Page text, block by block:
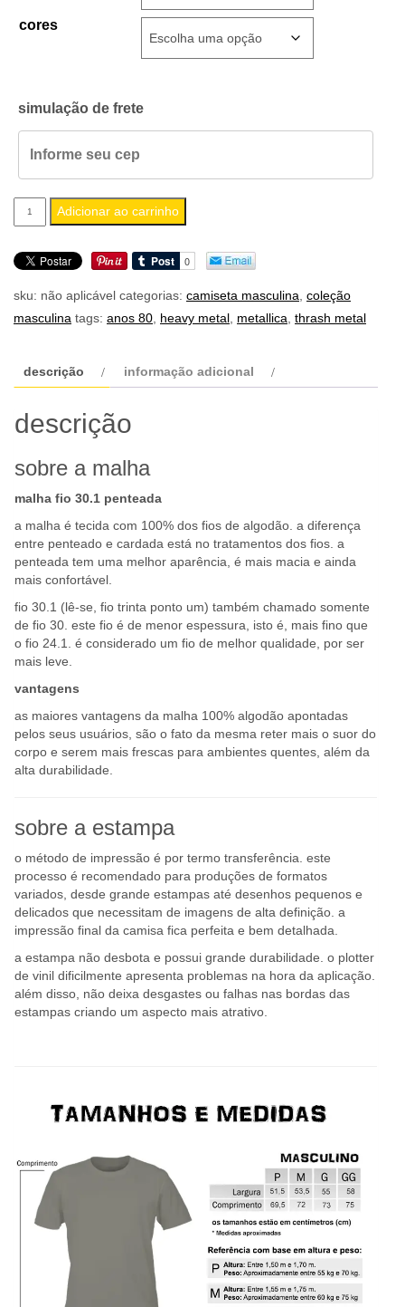
cores
simulação de frete
camiseta
masculina
metallica
Adicionar ao carrinho
sku: não aplicável categorias: camiseta masculina coleção
masculina tags: anos 80 heavy metal metallica thrash metal
descrição informação adicional
descrição
sobre a malha
malha fio 30.1 penteada
a malha é tecida com 100% dos fios de algodão. a diferença
entre penteado e cardada está no tratamentos dos fios. a
penteada tem uma melhor aparência, é mais macia e ainda
mais confortável.
fio 30.1 (lê-se, fio trinta ponto um) também chamado somente
de fio 30. este fio é de menor espessura, isto é, mais fino que
o fio 24.1. é considerado um fio de melhor qualidade, por ser
mais leve.
vantagens
as maiores vantagens da malha 100% algodão apontadas
pelos seus usuários, são o fato da mesma reter mais o suor do
corpo e serem mais frescas para ambientes quentes, além da
alta durabilidade.
sobre a estampa
o método de impressão é por termo transferência. este
processo é recomendado para produções de formatos
variados, desde grande estampas até desenhos pequenos e
delicados que necessitam de imagens de alta definição. a
impressão final da camisa fica perfeita e bem detalhada.
a estampa não desbota e possui grande durabilidade. o plotter
de vinil dificilmente apresenta problemas na hora da aplicação.
além disso, não deixa desgastes ou falhas nas bordas das
estampas criando um aspecto mais atrativo.